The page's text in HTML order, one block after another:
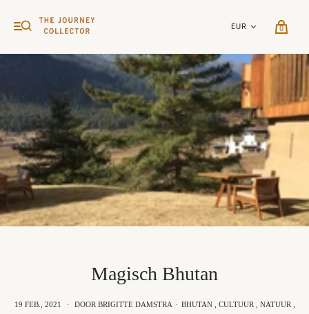
0
Magisch Bhutan
19 FEB., 2021 · DOOR BRIGITTE DAMSTRA · BHUTAN, CULTUUR NATUUR